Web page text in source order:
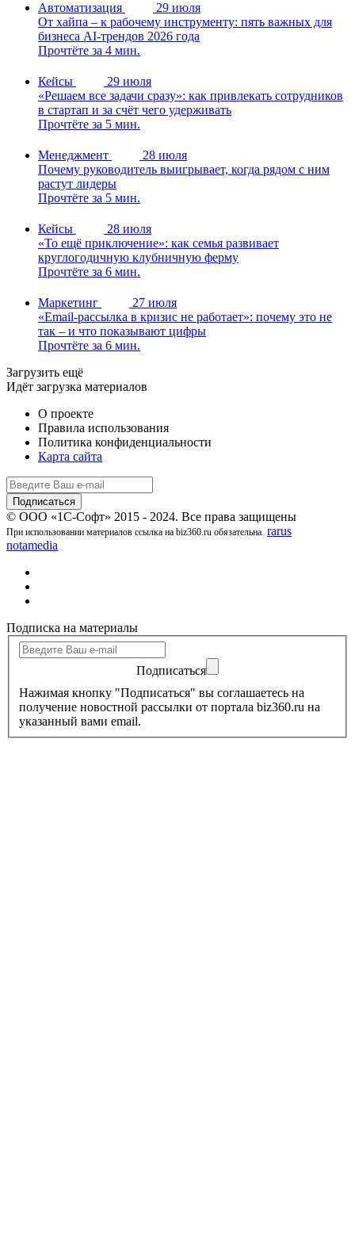
Автоматизация
29 июля
От хайпа – к рабочему инструменту: пять важных для
бизнеса AI-трендов 2026 года
Прочтёте за 4 мин.
Кейсы
29 июля
«Решаем все задачи сразу»: как привлекать сотрудников
в стартап и за счёт чего удерживать
Прочтёте за 5 мин.
Менеджмент
28 июля
Почему руководитель выигрывает, когда рядом с ним
растут лидеры
Прочтёте за 5 мин.
Кейсы
28 июля
«То ещё приключение»: как семья развивает
круглогодичную клубничную ферму
Прочтёте за 6 мин.
Маркетинг
27 июля
«Email-рассылка в кризис не работает»: почему это не
так – и что показывают цифры
Прочтёте за 6 мин.
Загрузить ещё
Идёт загрузка материалов
О проекте
Правила использования
Политика конфиденциальности
Карта сайта
© ООО «1С-Софт» 2015 - 2024. Все права защищены
При использовании материалов ссылка на biz360.ru обязательна. rarus
notamedia
Подписка на материалы
Подписаться
Нажимая кнопку "Подписаться" вы соглашаетесь на
получение новостной рассылки от портала biz360.ru на
указанный вами email.